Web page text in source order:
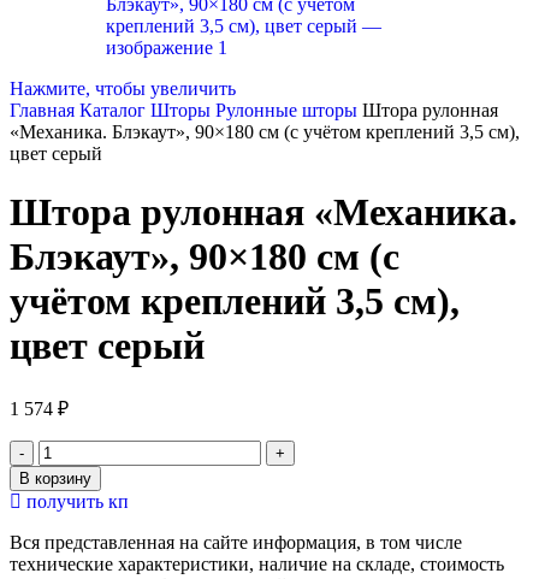
Нажмите, чтобы увеличить
Главная Каталог Шторы Рулонные шторы Штора рулонная
«Механика. Блэкаут», 90×180 см (с учётом креплений 3,5 см),
цвет серый
Штора рулонная «Механика.
Блэкаут», 90×180 см (с
учётом креплений 3,5 см),
цвет серый
1 574 ₽
Количество
товара
Штора
рулонная
«Механика.
Блэкаут»,
В корзину
получить кп
Вся представленная на сайте информация, в том числе
технические характеристики, наличие на складе, стоимость